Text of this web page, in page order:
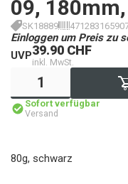
09,
SK18889
Einloggen um Preis zu
UVP39.90 CHF
inkl. MwSt.
Sofort verfügbar
Versand
80g, schwarz